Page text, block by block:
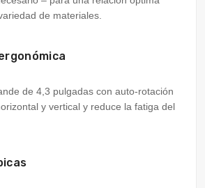
de materiales.
de 4,3 pulgadas con auto-rotación
y vertical y reduce la fatiga del